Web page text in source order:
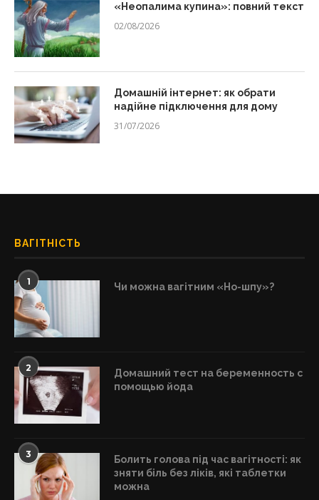
«Неопалима купина»: повний текст
02/08/2026
Домашній інтернет: як обрати
надійне підключення для дому
31/07/2026
ВАГІТНІСТЬ
1 Чи можна вагітним «Но-шпу»?
2
Домашний тест на беременность с
помощью йода
3
Болить голова під час вагітності: як
зняти біль без ліків, які таблетки
можна